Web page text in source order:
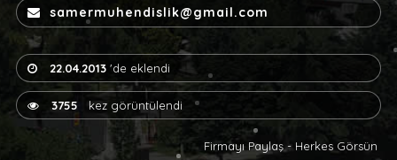
samermuhendislik@gmail.com
22.04.2013'de eklendi
3755 kez görüntülendi
Firmayı Paylaş - Herkes Görsün